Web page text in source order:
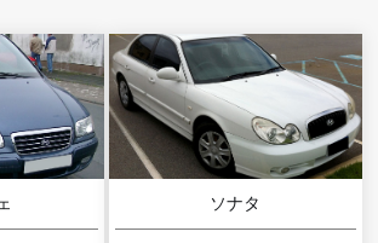
ソナタ